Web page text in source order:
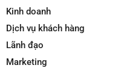
Kinh doanh
Dịch vụ khách hàng
Lãnh đạo
Marketing